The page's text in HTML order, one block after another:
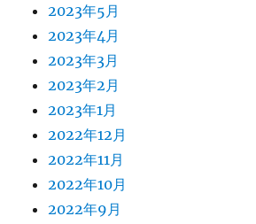
2023年5月
2023年4月
2023年3月
2023年2月
2023年1月
2022年12月
2022年11月
2022年10月
2022年9月